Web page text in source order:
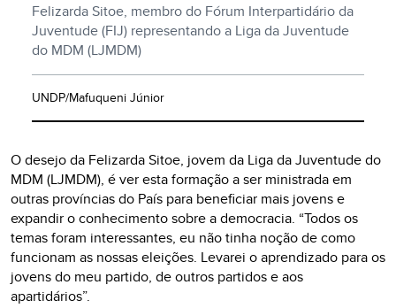
Felizarda Sitoe, membro do Fórum Interpartidário da
Juventude (FIJ) representando a Liga da Juventude
do MDM (LJMDM)
UNDP/Mafuqueni Júnior
O desejo da Felizarda Sitoe, jovem da Liga da Juventude do
MDM (LJMDM), é ver esta formação a ser ministrada em
outras províncias do País para beneficiar mais jovens e
expandir o conhecimento sobre a democracia. “Todos os
temas foram interessantes, eu não tinha noção de como
funcionam as nossas eleições. Levarei o aprendizado para os
jovens do meu partido, de outros partidos e aos
apartidários”.